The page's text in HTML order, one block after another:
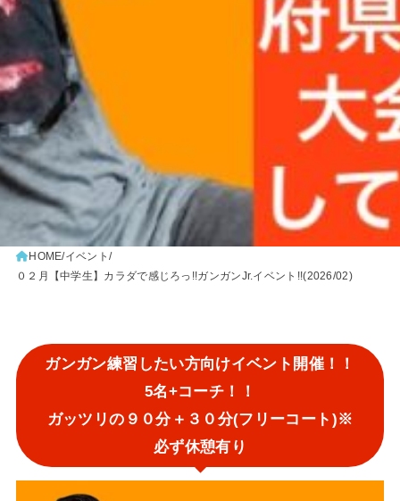
HOME イベント
０２月【中学生】カラダで感じろっ!!ガンガンJr.イベント!!(2026/02)
ガンガン練習したい方向けイベント開催！！
5名+コーチ！！
ガッツリの９０分＋３０分(フリーコート)※
必ず休憩有り